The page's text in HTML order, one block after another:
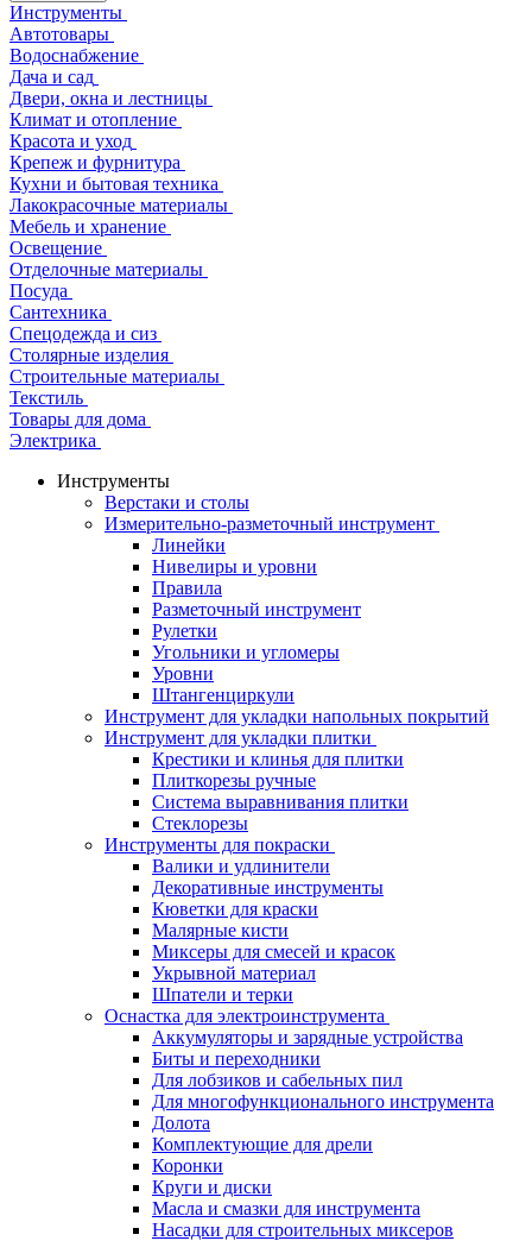
Инструменты
Автотовары
Водоснабжение
Дача и сад
Двери, окна и лестницы
Климат и отопление
Красота и уход
Крепеж и фурнитура
Кухни и бытовая техника
Лакокрасочные материалы
Мебель и хранение
Освещение
Отделочные материалы
Посуда
Сантехника
Спецодежда и сиз
Столярные изделия
Строительные материалы
Текстиль
Товары для дома
Электрика
Инструменты
Верстаки и столы
Измерительно-разметочный инструмент
Линейки
Нивелиры и уровни
Правила
Разметочный инструмент
Рулетки
Угольники и угломеры
Уровни
Штангенциркули
Инструмент для укладки напольных покрытий
Инструмент для укладки плитки
Крестики и клинья для плитки
Плиткорезы ручные
Система выравнивания плитки
Стеклорезы
Инструменты для покраски
Валики и удлинители
Декоративные инструменты
Кюветки для краски
Малярные кисти
Миксеры для смесей и красок
Укрывной материал
Шпатели и терки
Оснастка для электроинструмента
Аккумуляторы и зарядные устройства
Биты и переходники
Для лобзиков и сабельных пил
Для многофункционального инструмента
Долота
Комплектующие для дрели
Коронки
Круги и диски
Масла и смазки для инструмента
Насадки для строительных миксеров